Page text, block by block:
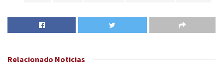
Relacionado Noticias